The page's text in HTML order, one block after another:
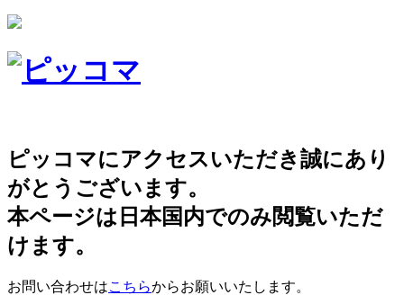
ピッコマにアクセスいただき誠にあり
がとうございます。
本ページは日本国内でのみ閲覧いただ
けます。
お問い合わせはこちらからお願いいたします。